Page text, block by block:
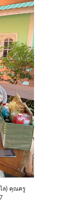
ล) คุณครู